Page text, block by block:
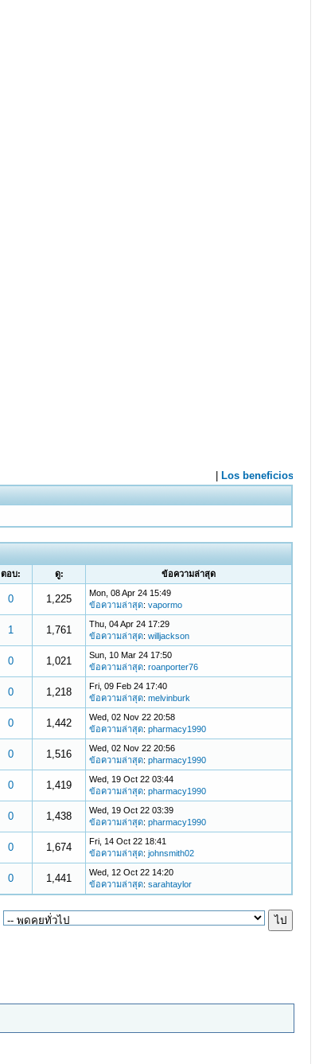
ตอบ: ดู: ข้อความล่าสุด
0 1,225
Mon, 08 Apr 24 15:49
ข้อความล่าสุด:vapormo
1 1,761
Thu, 04 Apr 24 17:29
ข้อความล่าสุด:willjackson
0 1,021
Sun, 10 Mar 24 17:50
ข้อความล่าสุด:roanporter76
0 1,218
Fri, 09 Feb 24 17:40
ข้อความล่าสุด:melvinburk
0 1,442
Wed, 02 Nov 22 20:58
ข้อความล่าสุด:pharmacy1990
0 1,516
Wed, 02 Nov 22 20:56
ข้อความล่าสุด:pharmacy1990
0 1,419
Wed, 19 Oct 22 03:44
ข้อความล่าสุด:pharmacy1990
0 1,438
Wed, 19 Oct 22 03:39
ข้อความล่าสุด:pharmacy1990
0 1,674
Fri, 14 Oct 22 18:41
ข้อความล่าสุด:johnsmith02
0 1,441
Wed, 12 Oct 22 14:20
ข้อความล่าสุด:sarahtaylor